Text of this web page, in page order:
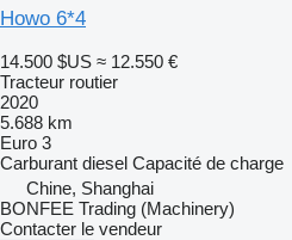
Howo 6*4
14.500 $US ≈ 12.550 €
Tracteur routier
2020
5.688 km
Euro 3
Carburant diesel Capacité de charge
Chine, Shanghai
BONFEE Trading (Machinery)
Contacter le vendeur